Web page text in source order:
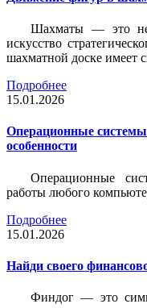
Шахматы — это не
искусство
шахматной доске имеет
Подробнее
15.01.2026
Операционные системы
особенности
Операционные
работы любого
Подробнее
15.01.2026
Найди своего
Финдог — это